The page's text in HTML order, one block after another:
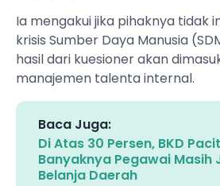
Ia mengakui jika pihaknya tidak
krisis Sumber Daya Manusia
hasil dari kuesioner akan
manajemen talenta internal.
Baca Juga:
Di Atas 30 Persen, BKD
Banyaknya Pegawai Masih
Belanja Daerah